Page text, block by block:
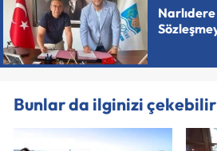
Bunlar da ilginizi çekebilir